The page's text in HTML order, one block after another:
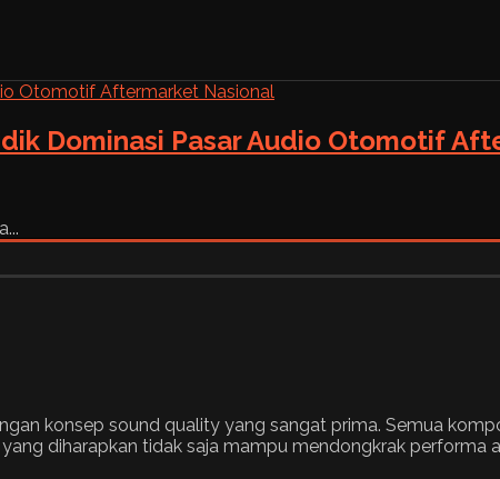
Dominasi Pasar Audio Otomotif
konsep sound quality yang sangat prima. Semua
diharapkan tidak saja mampu mendongkrak performa